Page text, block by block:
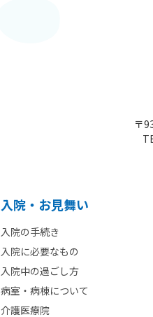
〒
⼊院・お見舞い
入院の手続き
入院に必要なもの
入院中の過ごし方
病室・病棟について
介護医療院